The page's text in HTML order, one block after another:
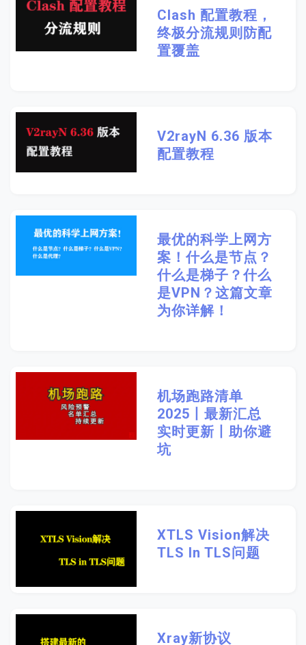
Clash 配置教程，
终极分流规则防配
置覆盖
V2rayN 6.36 版本
配置教程
最优的科学上网方
案！什么是节点？
什么是梯子？什么
是VPN？这篇文章
为你详解！
机场跑路清单
2025丨最新汇总
实时更新丨助你避
坑
XTLS Vision解决
TLS In TLS问题
Xray新协议